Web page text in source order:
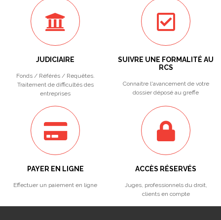
JUDICIAIRE
Fonds / Référés / Requêtes.
Traitement de difficultés des
entreprises
SUIVRE UNE FORMALITÉ AU
RCS
Connaitre l'avancement de votre
dossier déposé au greffe
PAYER EN LIGNE
Effectuer un paiement en ligne
ACCÈS RÉSERVÉS
Juges, professionnels du droit,
clients en compte